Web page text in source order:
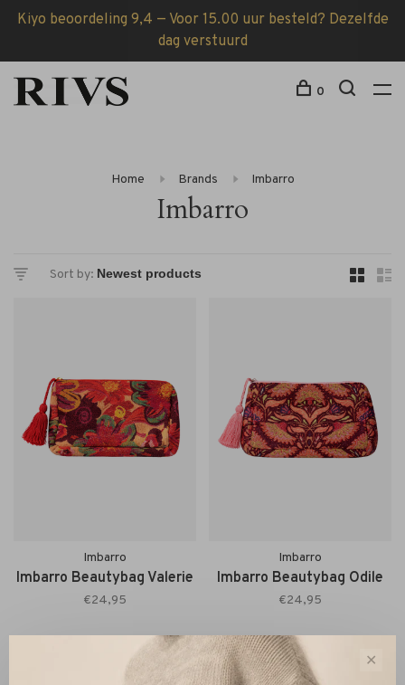
Kiyo beoordeling 9,4 — Voor 15.00 uur besteld? Dezelfde
dag verstuurd
0
Home Brands Imbarro
Imbarro
Sort by:
Imbarro
Imbarro Beautybag Valerie
€24,95
Imbarro
Imbarro Beautybag Odile
€24,95
✕